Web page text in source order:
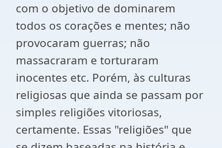
com o objetivo de dominarem
todos os corações e mentes; não
provocaram guerras; não
massacraram e torturaram
inocentes etc. Porém, às culturas
religiosas que ainda se passam por
simples religiões vitoriosas,
certamente. Essas "religiões" que